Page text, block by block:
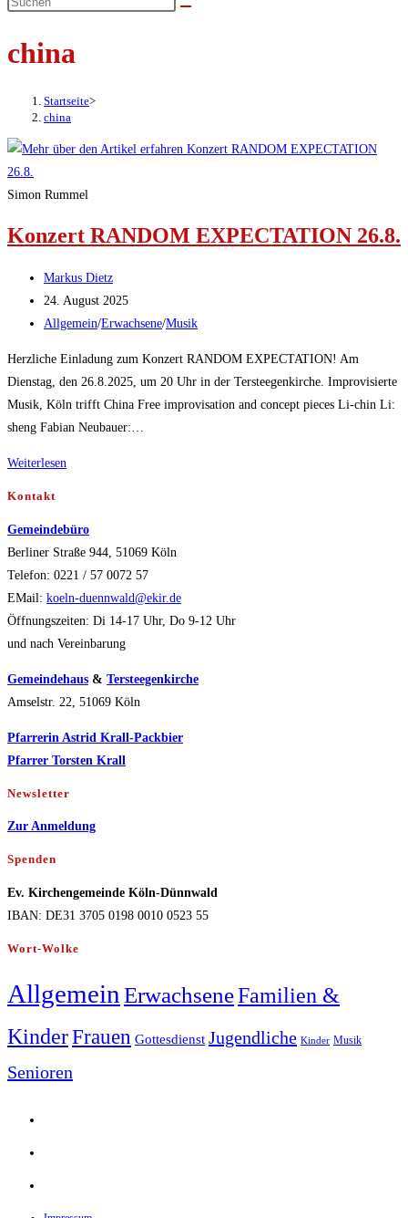
umschalten
china
Startseite>
china
Simon Rummel
Konzert RANDOM EXPECTATION 26.8.
Beitrags-
Autor:
Markus Dietz
Beitrag
veröffentlicht:
24. August 2025
Beitrags-
Allgemein/Erwachsene/Musik
Herzliche Einladung zum Konzert RANDOM EXPECTATION! Am
Dienstag, den 26.8.2025, um 20 Uhr in der Tersteegenkirche. Improvisierte
Musik, Köln trifft China Free improvisation and concept pieces Li-chin Li:
sheng Fabian Neubauer:…
Weiterlesen
26.8.
Kontakt
Gemeindebüro
Berliner Straße 944, 51069 Köln
Telefon: 0221 / 57 0072 57
EMail: koeln-duennwald@ekir.de
Öffnungszeiten: Di 14-17 Uhr, Do 9-12 Uhr
und nach Vereinbarung
Gemeindehaus & Tersteegenkirche
Amselstr. 22, 51069 Köln
Pfarrerin Astrid Krall-Packbier
Pfarrer Torsten Krall
Newsletter
Zur Anmeldung
Spenden
Ev. Kirchengemeinde Köln-Dünnwald
IBAN: DE31 3705 0198 0010 0523 55
Wort-Wolke
Allgemein ErwachseneFamilien &
KinderFrauen Gottesdienst Jugendliche Kinder Musik
Senioren
new